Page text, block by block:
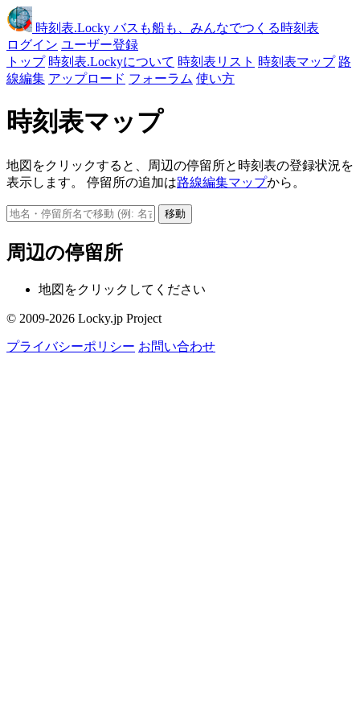
時刻表.Locky バスも船も、みんなでつくる時刻表
ログイン ユーザー登録
トップ 時刻表.Lockyについて 時刻表リスト 時刻表マップ 路
線編集 アップロード フォーラム 使い方
時刻表マップ
地図をクリックすると、周辺の停留所と時刻表の登録状況を
表示します。 停留所の追加は路線編集マップから。
移動
周辺の停留所
地図をクリックしてください
© 2009-2026 Locky.jp Project
プライバシーポリシー お問い合わせ